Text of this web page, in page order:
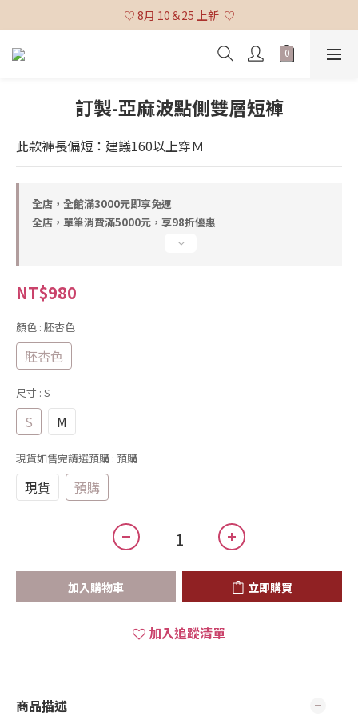
♡ 全館消費滿 $3,000 免運 (不含貨到付款及海外配送) ♡
♡ 8月 10＆25 上新  ♡
♡ 全館消費滿 $3,000 免運 (不含貨到付款及海外配送) ♡
訂製-亞麻波點側雙層短褲
此款褲長偏短：建議160以上穿Ｍ
全店，全館滿3000元即享免運
全店，單筆消費滿5000元，享98折優惠
NT$980
顏色 : 胚杏色
胚杏色
尺寸 : S
S M
現貨如售完請選預購 : 預購
現貨 預購
加入購物車 立即購買
加入追蹤清單
商品描述